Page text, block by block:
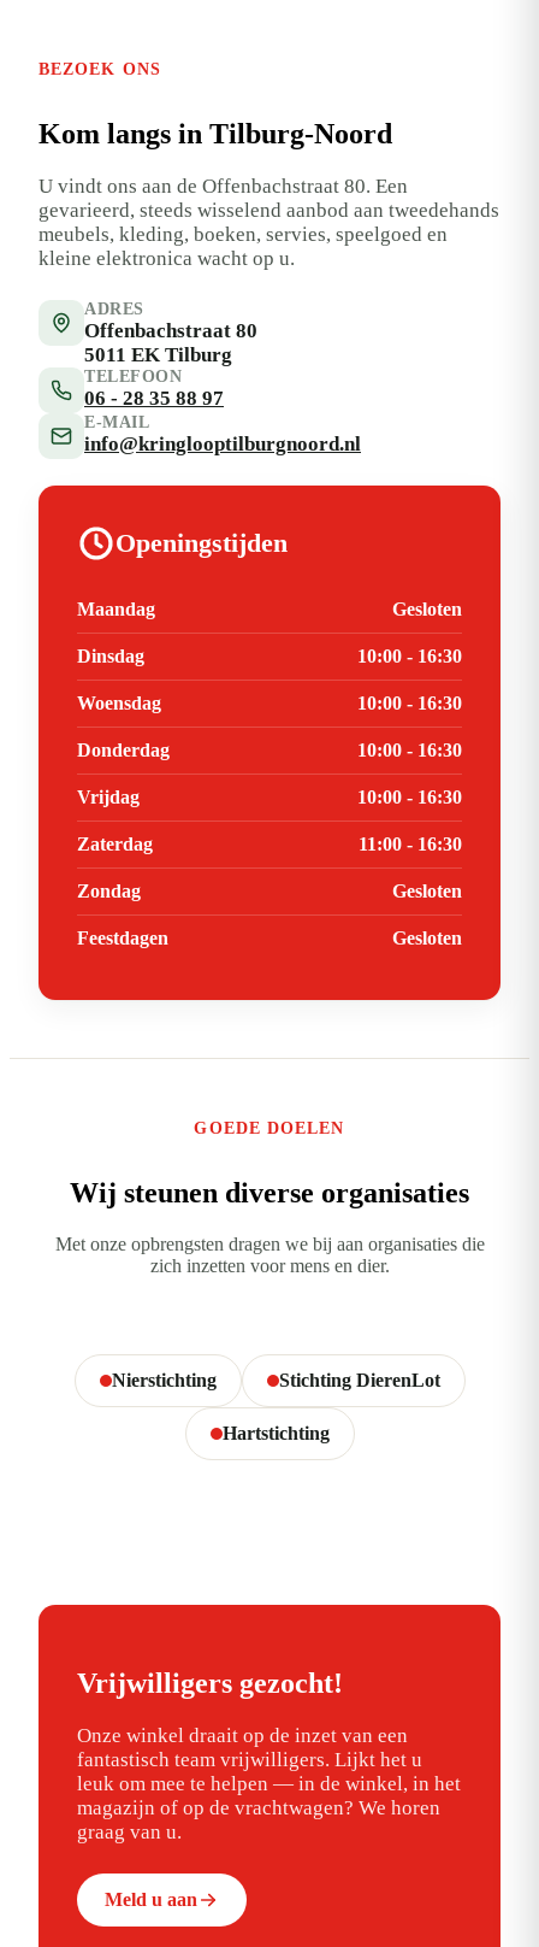
BEZOEK ONS
Kom langs in Tilburg-Noord
U vindt ons aan de Offenbachstraat 80. Een
gevarieerd, steeds wisselend aanbod aan tweedehands
meubels, kleding, boeken, servies, speelgoed en
kleine elektronica wacht op u.
ADRES
Offenbachstraat 80
5011 EK Tilburg
TELEFOON
06 - 28 35 88 97
E-MAIL
info@kringlooptilburgnoord.nl
Openingstijden
Maandag Gesloten
Dinsdag 10:00 - 16:30
Woensdag 10:00 - 16:30
Donderdag 10:00 - 16:30
Vrijdag 10:00 - 16:30
Zaterdag 11:00 - 16:30
Zondag Gesloten
Feestdagen Gesloten
GOEDE DOELEN
Wij steunen diverse organisaties
Met onze opbrengsten dragen we bij aan organisaties die
zich inzetten voor mens en dier.
Nierstichting Stichting DierenLot
Hartstichting
Vrijwilligers gezocht!
Onze winkel draait op de inzet van een
fantastisch team vrijwilligers. Lijkt het u
leuk om mee te helpen — in de winkel, in het
magazijn of op de vrachtwagen? We horen
graag van u.
Meld u aan